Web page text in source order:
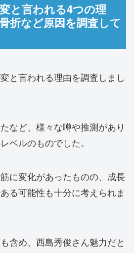
と言われる4つの理
折など原因を調査して
と言われる理由を調査しまし
など、様々な噂や推測があり
ベルのものでした。
に変化があったものの、成長
る可能性も十分に考えられま
含め、西島秀俊さん魅力だと